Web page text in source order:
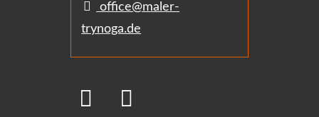
office@maler-
trynoga.de